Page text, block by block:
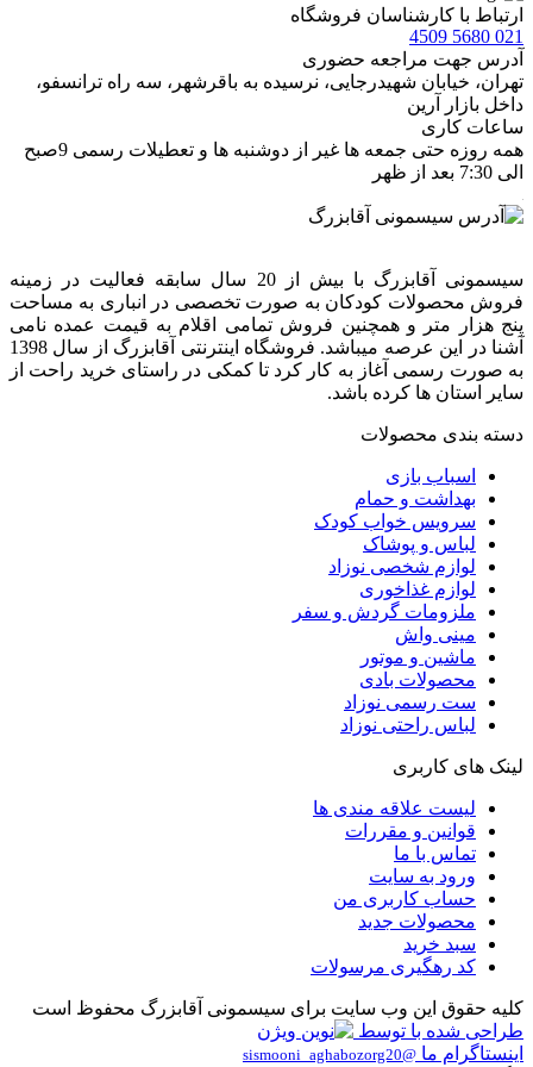
ارتباط با کارشناسان فروشگاه
021 5680 4509
آدرس جهت مراجعه حضوری
تهران، خيابان شهيدرجايى، نرسیده به باقرشهر، سه راه ترانسفو،
داخل بازار آرین
ساعات کاری
همه روزه حتی جمعه ها غیر از دوشنبه ها و تعطیلات رسمی 9صبح
الی 7:30 بعد از ظهر
سیسمونی آقابزرگ با بیش از 20 سال سابقه فعالیت در زمینه
فروش محصولات کودکان به صورت تخصصی در انباری به مساحت
پنج هزار متر و همچنین فروش تمامی اقلام به قیمت عمده نامی
آشنا در این عرصه میباشد. فروشگاه اینترنتی آقابزرگ از سال 1398
به صورت رسمی آغاز به کار کرد تا کمکی در راستای خرید راحت از
سایر استان ها کرده باشد.
دسته بندی محصولات
اسباب بازی
بهداشت و حمام
سرویس خواب کودک
لباس و پوشاک
لوازم شخصی نوزاد
لوازم غذاخوری
ملزومات گردش و سفر
مینی واش
ماشین و موتور
محصولات بادی
ست رسمی نوزاد
لباس راحتی نوزاد
لینک های کاربری
لیست علاقه مندی ها
قوانین و مقررات
تماس با ما
ورود به سایت
حساب کاربری من
محصولات جدید
سبد خرید
کد رهگیری مرسولات
کلیه حقوق این وب سایت برای سیسمونی آقابزرگ محفوظ است
طراحی شده با توسط
اینستاگرام ما @sismooni_aghabozorg20